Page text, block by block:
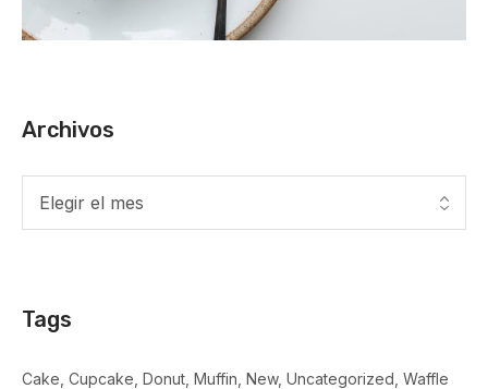
Archivos
Tags
Cake Cupcake Donut Muffin New Uncategorized Waffle